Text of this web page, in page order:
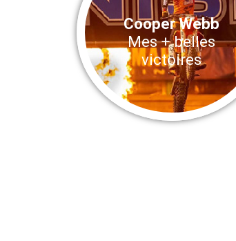
Cooper Webb
Mes + belles
victoires